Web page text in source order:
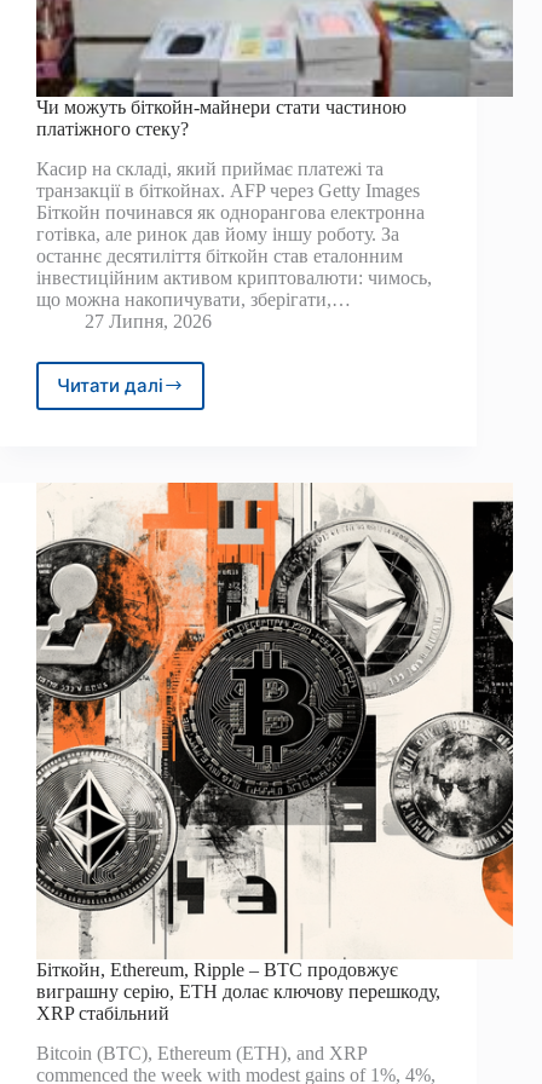
Чи можуть біткойн-майнери стати частиною
платіжного стеку?
Касир на складі, який приймає платежі та
транзакції в біткойнах. AFP через Getty Images
Біткойн починався як однорангова електронна
готівка, але ринок дав йому іншу роботу. За
останнє десятиліття біткойн став еталонним
інвестиційним активом криптовалюти: чимось,
що можна накопичувати, зберігати,…
27 Липня, 2026
Читати далі
Чи
можуть
стати
частиною
платіжного
стеку?
Біткойн, Ethereum, Ripple – BTC продовжує
виграшну серію, ETH долає ключову перешкоду,
XRP стабільний
Bitcoin (BTC), Ethereum (ETH), and XRP
commenced the week with modest gains of 1%, 4%,